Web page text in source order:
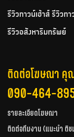
รีวิวทาวน์เฮ้าส์ รีวิวทา
รีวิวอสังหาริมทรัพย์
ติดต่อโฆษณา คุ
090-464-
รายละเอียดโฆษณา
ติดต่อทีมงาน (แนะนำ ติ